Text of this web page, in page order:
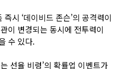
즉시 ‘데이비드 존슨’의 공격력이
이 변경되는 동시에 전투력이
수 있다.
선율 비령’의 확률업 이벤트가